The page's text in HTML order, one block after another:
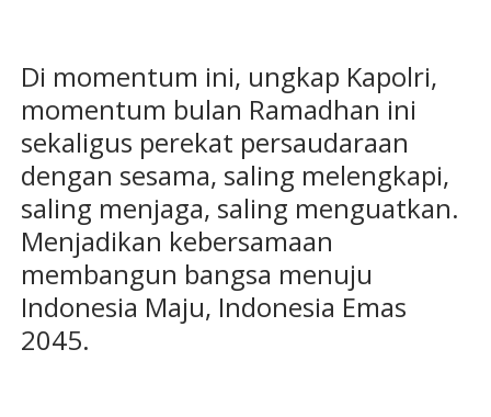
Di momentum ini, ungkap Kapolri,
momentum bulan Ramadhan ini
sekaligus perekat persaudaraan
dengan sesama, saling melengkapi,
saling menjaga, saling menguatkan.
Menjadikan kebersamaan
membangun bangsa menuju
Indonesia Maju, Indonesia Emas
2045.